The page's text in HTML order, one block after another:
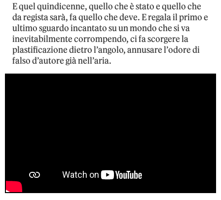
E quel quindicenne, quello che è stato e quello che
da regista sarà, fa quello che deve. E regala il primo e
ultimo sguardo incantato su un mondo che si va
inevitabilmente corrompendo, ci fa scorgere la
plastificazione dietro l’angolo, annusare l’odore di
falso d’autore già nell’aria.